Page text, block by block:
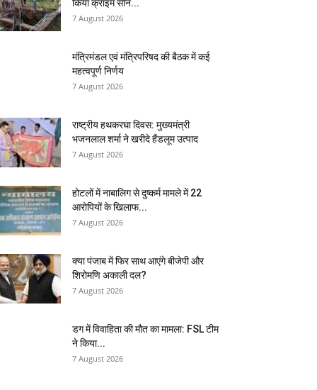
किया क्राइम सीन...
7 August 2026
मंत्रिमंडल एवं मंत्रिपरिषद की बैठक में कई
महत्वपूर्ण निर्णय
7 August 2026
राष्ट्रीय हथकरघा दिवस: मुख्यमंत्री
भजनलाल शर्मा ने खरीदे हैंडलूम उत्पाद
7 August 2026
होटलों में नाबालिग से दुष्कर्म मामले में 22
आरोपियों के खिलाफ...
7 August 2026
क्या पंजाब में फिर साथ आएंगे बीजेपी और
शिरोमणि अकाली दल?
7 August 2026
डग में विवाहिता की मौत का मामला: FSL टीम
ने किया...
7 August 2026